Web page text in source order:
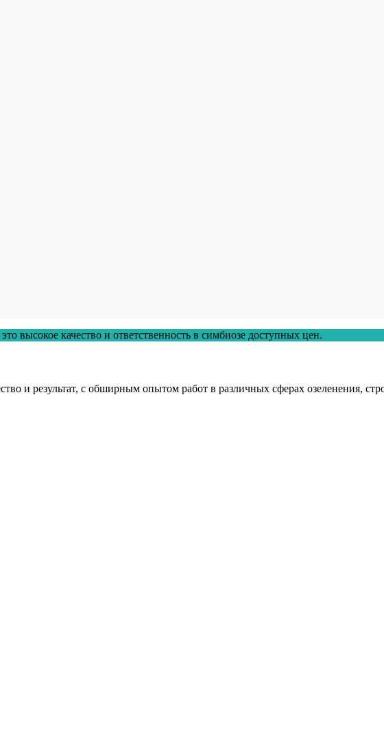
высокое качество и ответственность в симбиозе доступных цен.
и результат, с обширным опытом работ в различных сферах озеленения,